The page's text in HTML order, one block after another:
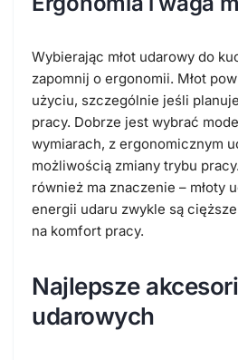
Wybierając młot udarowy do
zapomnij o ergonomii. Młot
użyciu, szczególnie jeśli
pracy. Dobrze jest wybrać
wymiarach, z ergonomicznym
możliwością zmiany trybu
również ma znaczenie – młoty
energii udaru zwykle są
na komfort pracy.
Najlepsze
udarowych